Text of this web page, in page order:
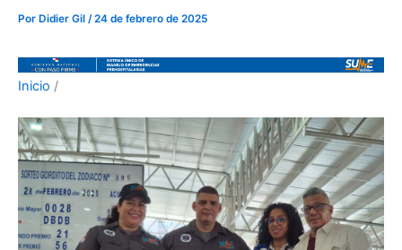
Por Didier Gil /24 de febrero de 2025
Inicio /